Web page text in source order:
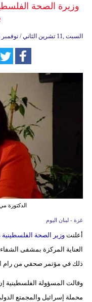
وزيرة الصحة
10:41 2023 السبت ,11 تشرين الثاني / نوفمبر
الدكتورة
غزة - لبنان اليوم
أعلنت وزير الصحة الفلسطينية
العناية المركزة بمشفى
ذلك في مؤتمر صحفي من رام
وقالت المسؤولة